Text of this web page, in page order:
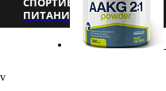
СПОРТИВНОГО
ПИТАНИЯ Г. МОСКВА
v